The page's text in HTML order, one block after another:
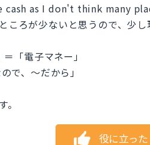
cash as I don't think many
ころが少ないと思うので、少
「電子マネー」
で、〜だから」
役に立った